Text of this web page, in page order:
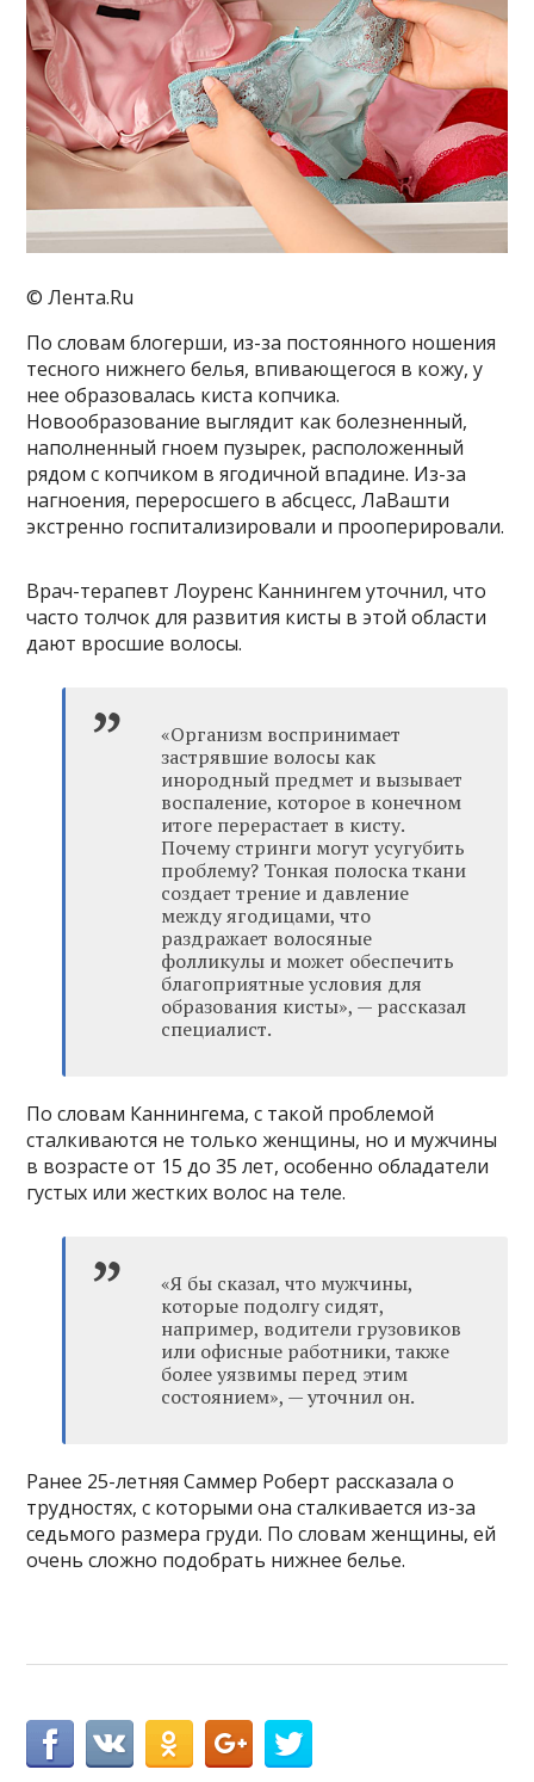
© Лента.Ru
По словам блогерши, из-за постоянного ношения
тесного нижнего белья, впивающегося в кожу, у
нее образовалась киста копчика.
Новообразование выглядит как болезненный,
наполненный гноем пузырек, расположенный
рядом с копчиком в ягодичной впадине. Из-за
нагноения, переросшего в абсцесс, ЛаВашти
экстренно госпитализировали и прооперировали.
Врач-терапевт Лоуренс Каннингем уточнил, что
часто толчок для развития кисты в этой области
дают вросшие волосы.
«Организм воспринимает
застрявшие волосы как
инородный предмет и вызывает
воспаление, которое в конечном
итоге перерастает в кисту.
Почему стринги могут усугубить
проблему? Тонкая полоска ткани
создает трение и давление
между ягодицами, что
раздражает волосяные
фолликулы и может обеспечить
благоприятные условия для
образования кисты», — рассказал
специалист.
По словам Каннингема, с такой проблемой
сталкиваются не только женщины, но и мужчины
в возрасте от 15 до 35 лет, особенно обладатели
густых или жестких волос на теле.
«Я бы сказал, что мужчины,
которые подолгу сидят,
например, водители грузовиков
или офисные работники, также
более уязвимы перед этим
состоянием», — уточнил он.
Ранее 25-летняя Саммер Роберт рассказала о
трудностях, с которыми она сталкивается из-за
седьмого размера груди. По словам женщины, ей
очень сложно подобрать нижнее белье.